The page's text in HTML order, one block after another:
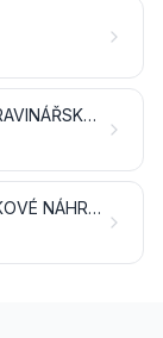
ZBYTKY A ODPADY Z POTRAVINÁŘSKÉHO PRŮMYSLU; PŘIPRAVENÉ KRMIVO
TABÁK A VYROBENÉ TABÁKOVÉ NÁHRAŽKY; VÝROBKY, TÉŽ OBSAHUJÍCÍ NIKOTIN, URČENÉ K VDECHOVÁNÍ BEZ SPALOVÁNÍ; JINÉ VÝROBKY OBSAHUJÍCÍ NIKOTIN URČENÉ K DODÁVÁNÍ NIKOTINU DO LIDSKÉHO TĚLA